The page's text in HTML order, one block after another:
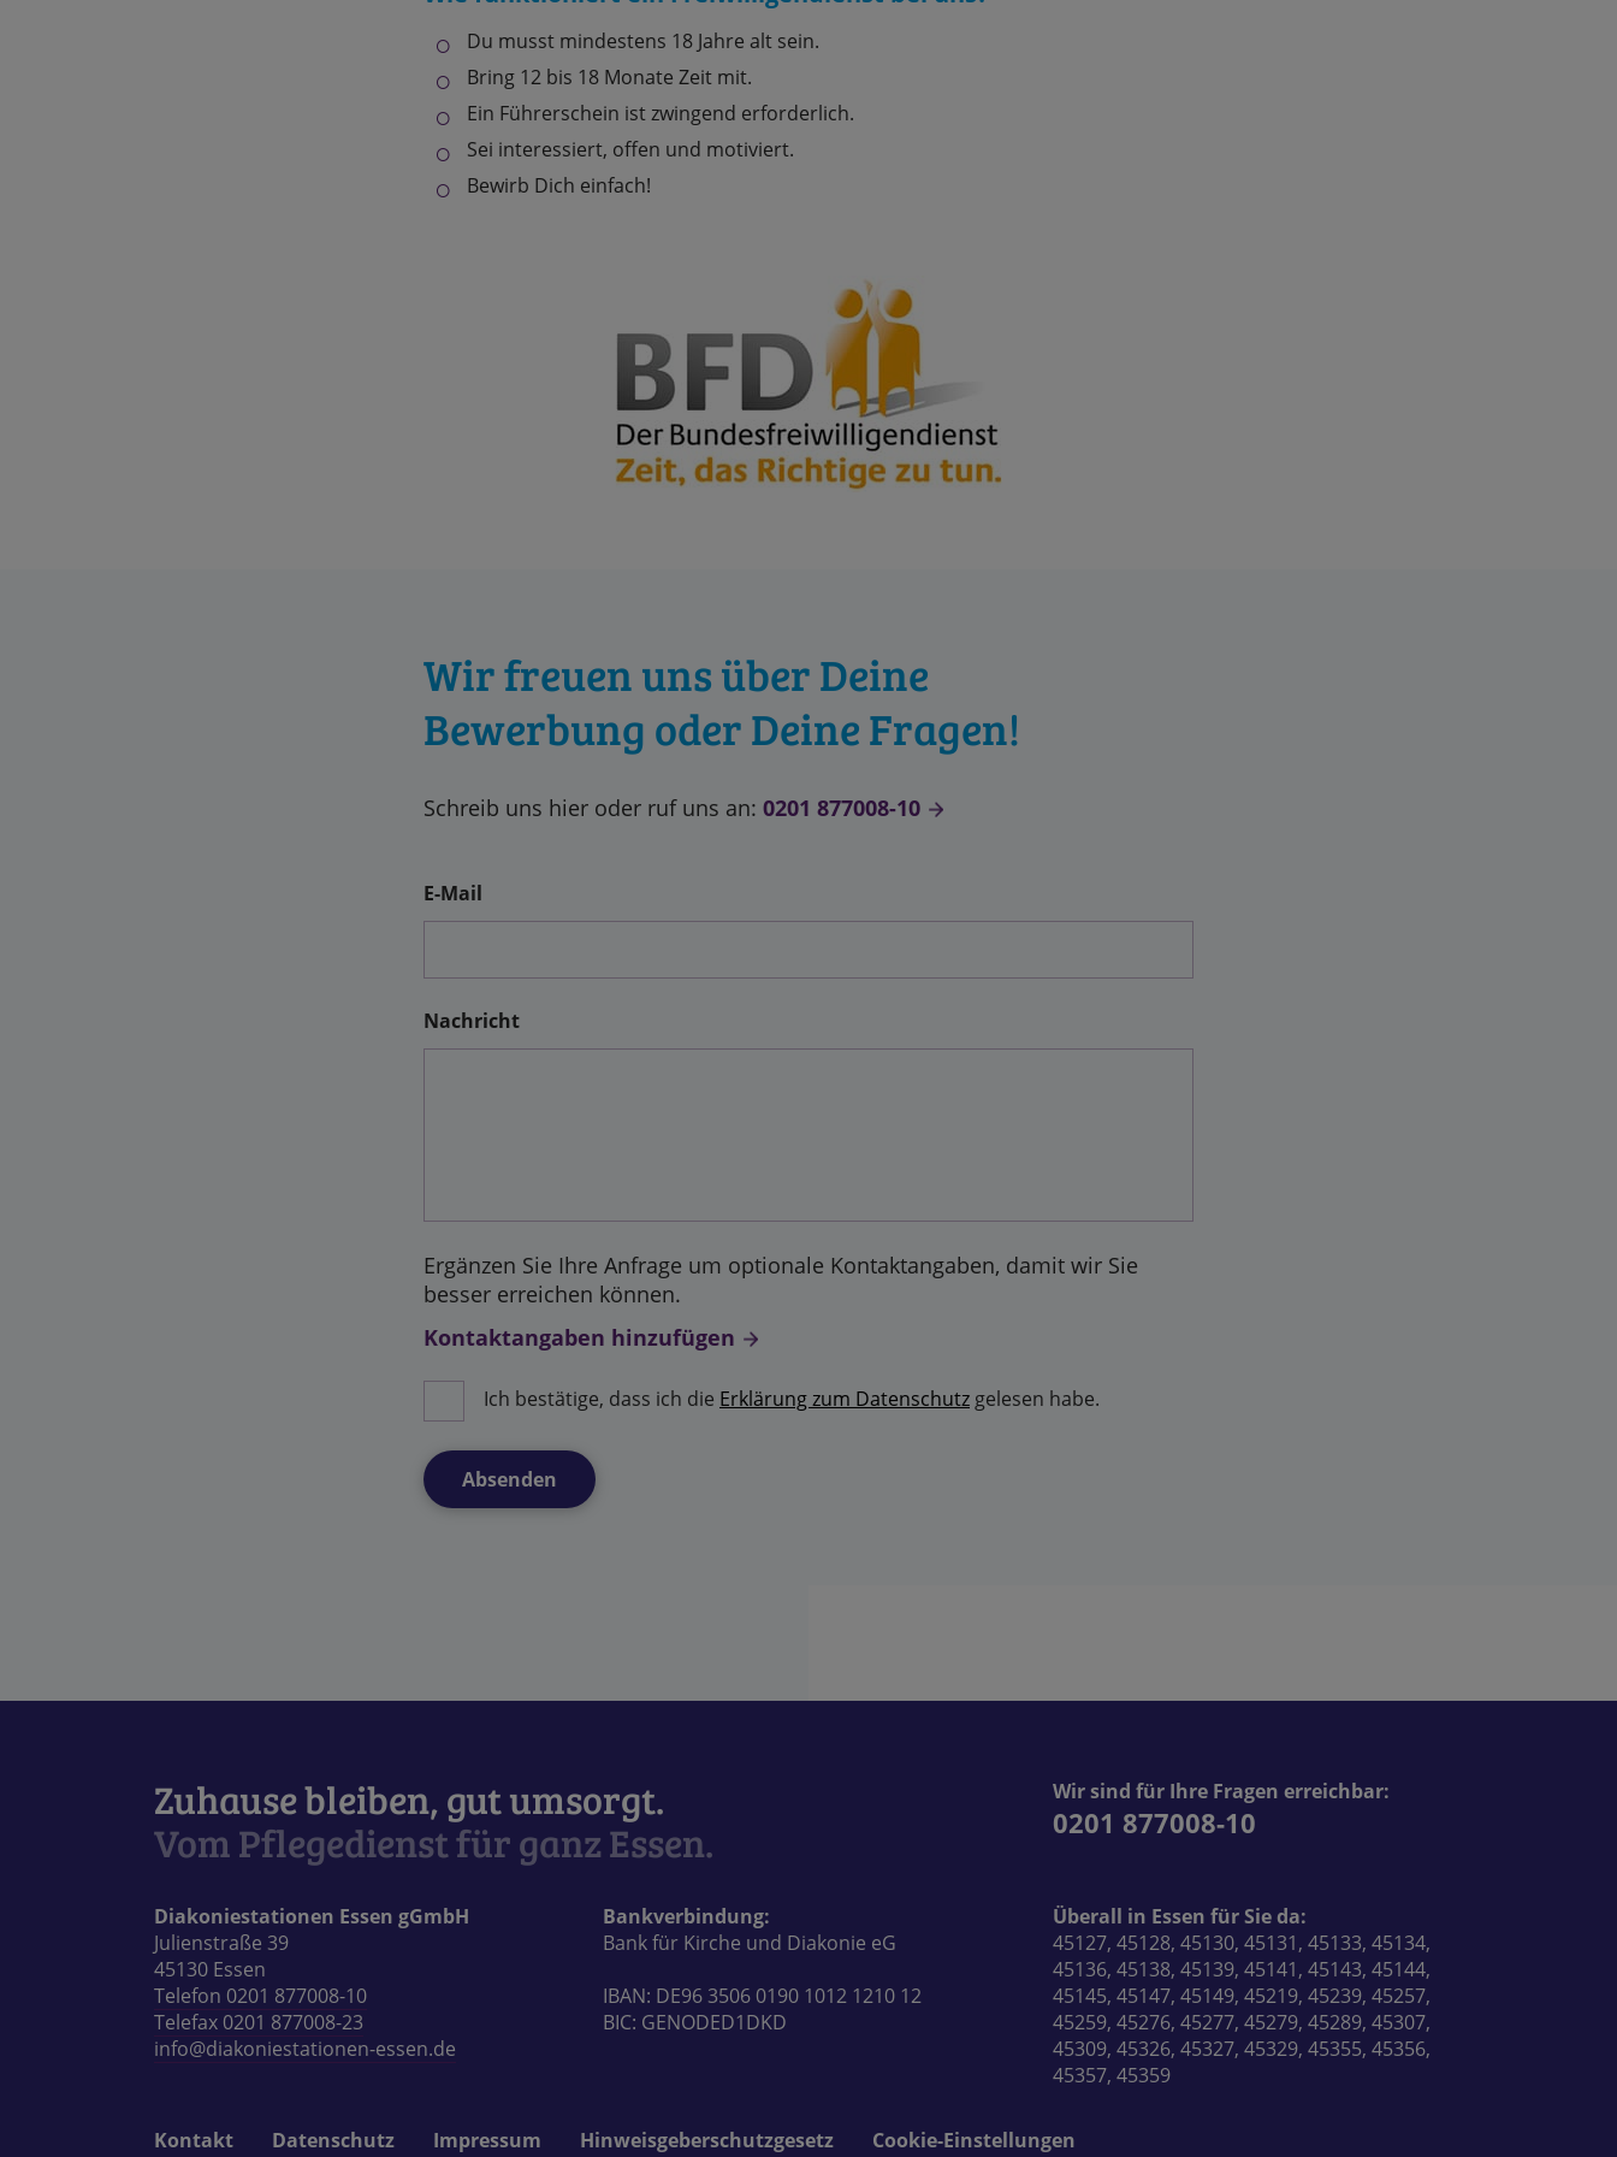
Du musst mindestens 18 Jahre alt sein.
Bring 12 bis 18 Monate Zeit mit.
Ein Führerschein ist zwingend erforderlich.
Sei interessiert, offen und motiviert.
Bewirb Dich einfach!
Wir freuen uns über Deine
Bewerbung oder Deine Fragen!
Schreib uns hier oder ruf uns an: 0201 877008-10
E-Mail
Nachricht
Ergänzen Sie Ihre Anfrage um optionale Kontaktangaben, damit wir Sie
besser erreichen können.
Kontaktangaben hinzufügen
Ich bestätige, dass ich die Erklärung zum Datenschutz gelesen habe.
Zuhause bleiben, gut umsorgt.
Vom Pflegedienst für ganz Essen.
Wir sind für Ihre Fragen erreichbar:
0201 877008-10
Diakoniestationen Essen gGmbH
Julienstraße 39
45130 Essen
Telefon 0201 877008-10
Telefax 0201 877008-23
info@diakoniestationen-essen.de
Bankverbindung:
Bank für Kirche und Diakonie eG
IBAN: DE96 3506 0190 1012 1210 12
BIC: GENODED1DKD
Überall in Essen für Sie da:
45127, 45128, 45130, 45131, 45133, 45134,
45136, 45138, 45139, 45141, 45143, 45144,
45145, 45147, 45149, 45219, 45239, 45257,
45259, 45276, 45277, 45279, 45289, 45307,
45309, 45326, 45327, 45329, 45355, 45356,
45357, 45359
Kontakt Datenschutz Impressum Hinweisgeberschutzgesetz Cookie-Einstellungen